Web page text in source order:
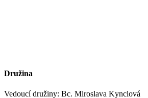
Družina
Vedoucí družiny: Bc. Miroslava Kynclová